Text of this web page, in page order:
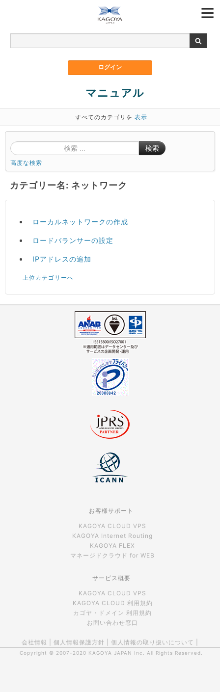
マニュアル
すべてのカテゴリを 表示
検索
高度な検索
カテゴリー名: ネットワーク
ローカルネットワークの作成
ロードバランサーの設定
IPアドレスの追加
上位カテゴリーへ
お客様サポート
KAGOYA CLOUD VPS
KAGOYA Internet Routing
KAGOYA FLEX
マネージドクラウド for WEB
サービス概要
KAGOYA CLOUD VPS
KAGOYA CLOUD 利用規約
カゴヤ・ドメイン 利用規約
お問い合わせ窓口
会社情報 個人情報保護方針 個人情報の取り扱いについて
Copyright © 2007-2020 KAGOYA JAPAN Inc. All Rights Reserved.